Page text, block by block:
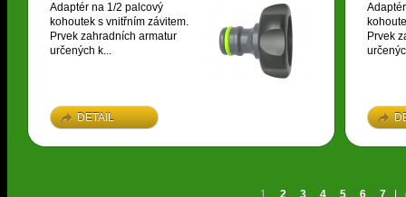
Adaptér na 1/2 palcový
kohoutek s vnitřním závitem.
Prvek zahradních armatur
určených k...
DETAIL
Prvek